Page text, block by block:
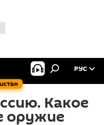
РУС
Какое
оружие